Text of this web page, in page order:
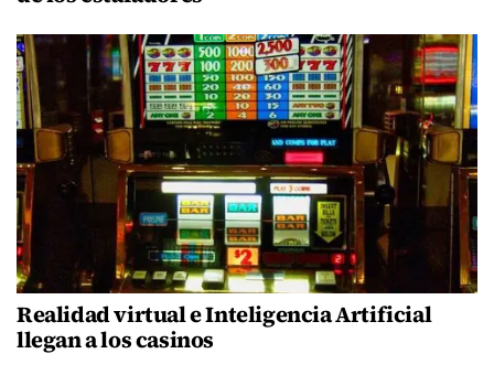
Realidad virtual e Inteligencia Artificial
llegan a los casinos